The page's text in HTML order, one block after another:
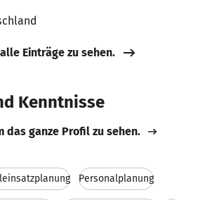
Einträge zu sehen.
Kenntnisse
das ganze Profil zu sehen.
Personalplanung